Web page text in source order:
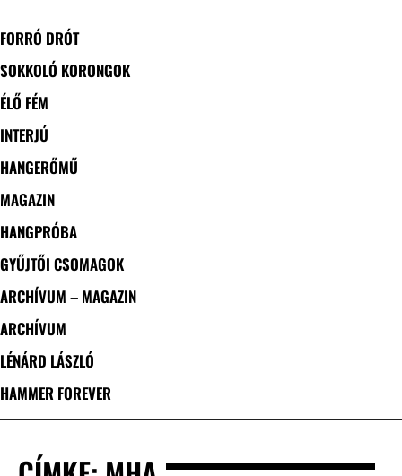
FORRÓ DRÓT
SOKKOLÓ KORONGOK
ÉLŐ FÉM
INTERJÚ
HANGERŐMŰ
MAGAZIN
HANGPRÓBA
GYŰJTŐI CSOMAGOK
ARCHÍVUM – MAGAZIN
ARCHÍVUM
LÉNÁRD LÁSZLÓ
HAMMER FOREVER